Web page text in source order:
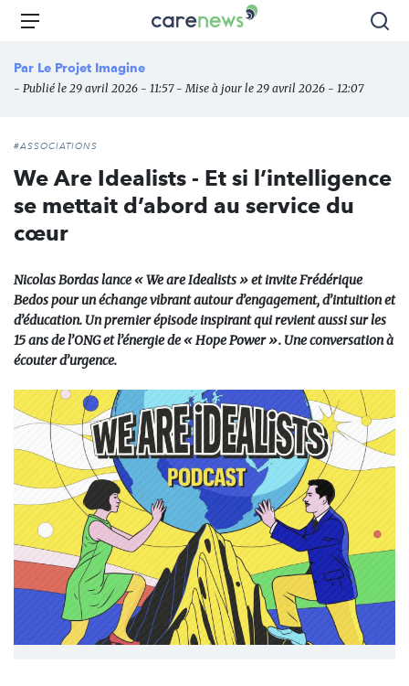
Aller
principal
Carenews,
des
Menu
Par Le Projet Imagine
- Publié le 29 avril 2026 - 11:57 - Mise à jour le 29 avril 2026 - 12:07
#ASSOCIATIONS
We Are Idealists - Et si l’intelligence
se mettait d’abord au service du
cœur
Nicolas Bordas lance « We are Idealists » et invite Frédérique
Bedos pour un échange vibrant autour d’engagement, d’intuition et
d’éducation. Un premier épisode inspirant qui revient aussi sur les
15 ans de l’ONG et l’énergie de « Hope Power ». Une conversation à
écouter d’urgence.